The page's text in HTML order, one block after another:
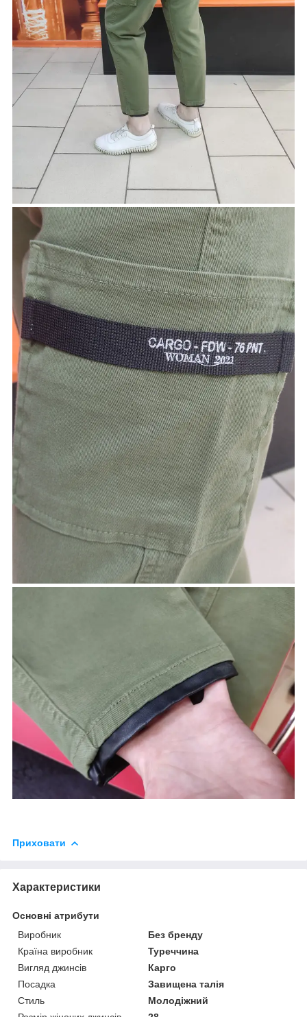
Приховати
Характеристики
Основні атрибути
Виробник
Без бренду
Країна виробник
Туреччина
Вигляд джинсів
Карго
Посадка
Завищена талія
Стиль
Молодіжний